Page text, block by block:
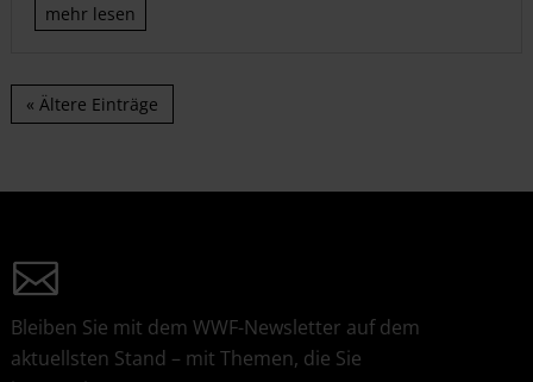
mehr lesen
« Ältere Einträge
Bleiben Sie mit dem WWF-Newsletter auf dem
aktuellsten Stand – mit Themen, die Sie